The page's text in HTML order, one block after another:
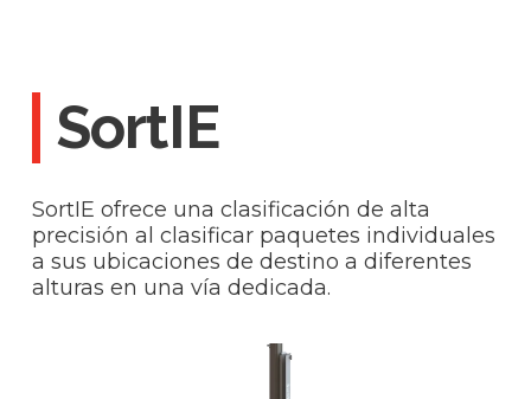
SortIE
SortIE ofrece una clasificación de alta
precisión al clasificar paquetes individuales
a sus ubicaciones de destino a diferentes
alturas en una vía dedicada.